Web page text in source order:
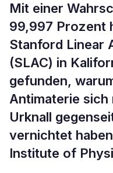
600-köpfiges
warum es
gibt
Mit einer
99,997 Prozent
Stanford Linear
(SLAC) in
gefunden,
Antimaterie
Urknall
vernichtet
Institute of